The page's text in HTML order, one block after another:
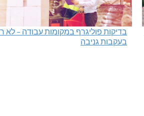
בדיקות פוליגרף במקומות עבודה – לא
בעקבות גניבה